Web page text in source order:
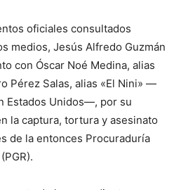
oficiales consultados
medios, Jesús Alfredo Guzmán
con Óscar Noé Medina, alias
Pérez Salas, alias «El Nini» —
Estados Unidos—, por su
la captura, tortura y asesinato
de la entonces Procuraduría